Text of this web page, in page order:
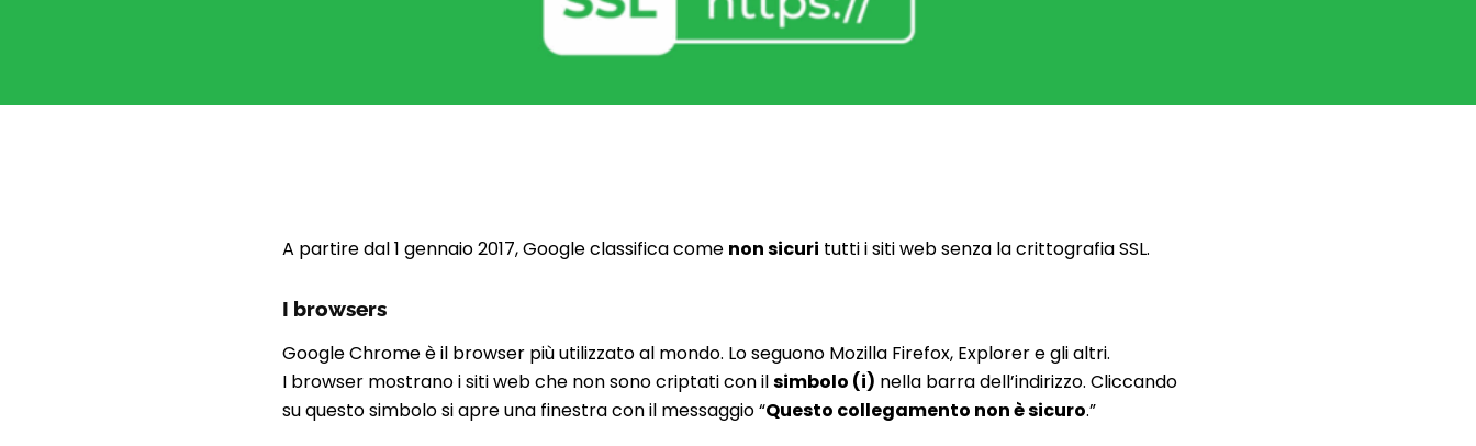
A partire dal 1 gennaio 2017, Google classifica come non sicuri tutti i siti web senza la crittografia SSL.
I browsers
Google Chrome è il browser più utilizzato al mondo. Lo seguono Mozilla Firefox, Explorer e gli altri.
I browser mostrano i siti web che non sono criptati con ilsimbolo (i) nella barra dell’indirizzo. Cliccando
su questo simbolo si apre una finestra con il messaggio “Questo collegamento non è sicuro.”